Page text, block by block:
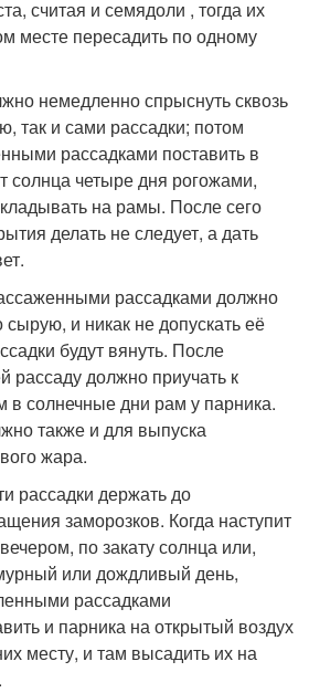
считая и семядоли , тогда их
месте пересадить по одному
немедленно спрыснуть сквозь
так и сами рассадки; потом
рассадками поставить в
солнца четыре дня рогожами,
на рамы. После сего
делать не следует, а дать
рассадками должно
и никак не допускать её
будут вянуть. После
рассаду должно приучать к
в солнечные дни рам у парника.
также и для выпуска
жара.
рассадки держать до
заморозков. Когда наступит
по закату солнца или,
или дождливый день,
рассадками
и парника на открытый воздух
месту, и там высадить их на